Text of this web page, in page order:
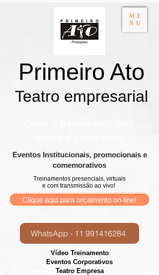
ME
NU
Primeiro Ato
Teatro empresarial​
​Eventos Institucionais, promocionais e
comemorativos
Treinamentos presenciais, virtuais
e com transmissão ao vivo!
Clique aqui para orçamento on-line!
WhatsApp - 11 991416284
Vídeo Treinamento
Eventos Corporativos
​Teatro Empresa